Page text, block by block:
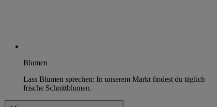
Blumen
Lass Blumen sprechen: In unserem Markt findest du täglich
frische Schnittblumen.